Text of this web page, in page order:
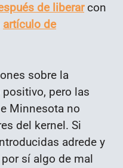
de liberarcon
artículo de
sobre la
pero las
Minnesota no
del kernel. Si
adrede y
sí algo de mal